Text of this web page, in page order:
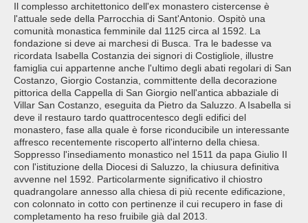
Il complesso architettonico dell'ex monastero cistercense è
l'attuale sede della Parrocchia di Sant'Antonio. Ospitò una
comunità monastica femminile dal 1125 circa al 1592. La
fondazione si deve ai marchesi di Busca. Tra le badesse va
ricordata Isabella Costanzia dei signori di Costigliole, illustre
famiglia cui appartenne anche l'ultimo degli abati regolari di San
Costanzo, Giorgio Costanzia, committente della decorazione
pittorica della Cappella di San Giorgio nell'antica abbaziale di
Villar San Costanzo, eseguita da Pietro da Saluzzo. A Isabella si
deve il restauro tardo quattrocentesco degli edifici del
monastero, fase alla quale è forse riconducibile un interessante
affresco recentemente riscoperto all'interno della chiesa.
Soppresso l'insediamento monastico nel 1511 da papa Giulio II
con l'istituzione della Diocesi di Saluzzo, la chiusura definitiva
avvenne nel 1592. Particolarmente significativo il chiostro
quadrangolare annesso alla chiesa di più recente edificazione,
con colonnato in cotto con pertinenze il cui recupero in fase di
completamento ha reso fruibile già dal 2013.